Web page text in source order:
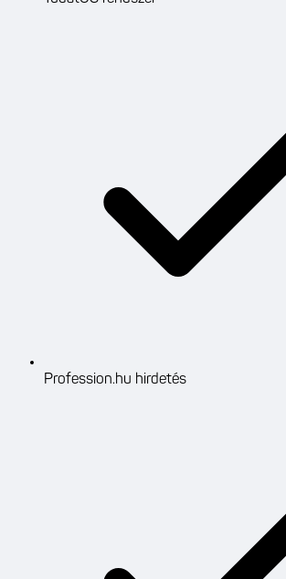
Profession.hu hirdetés